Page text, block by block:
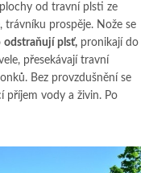
od travní plsti ze
trávníku prospěje. Nože se
odstraňují plsť, pronikají do
přesekávají travní
Bez provzdušnění se
příjem vody a živin. Po